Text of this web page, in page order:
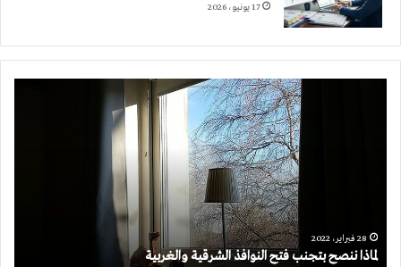
17 يونيو، 2026
28 فبراير، 2022
لماذا ننصح بتجنب فتح النوافذ الشرقية والغربية